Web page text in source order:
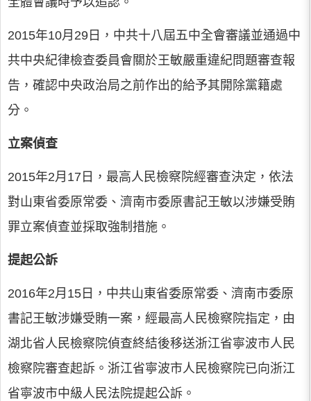
2015年10月29日，中共十八屆五中全會審議並通過中
共中央紀律檢查委員會關於王敏嚴重違紀問題審查報
告，確認中央政治局之前作出的給予其開除黨籍處
分。
立案偵查
2015年2月17日，最高人民檢察院經審查決定，依法
對山東省委原常委、濟南市委原書記王敏以涉嫌受賄
罪立案偵查並採取強制措施。
提起公訴
2016年2月15日，中共山東省委原常委、濟南市委原
書記王敏涉嫌受賄一案，經最高人民檢察院指定，由
湖北省人民檢察院偵查終結後移送浙江省寧波市人民
檢察院審查起訴。浙江省寧波市人民檢察院已向浙江
省寧波市中級人民法院提起公訴。